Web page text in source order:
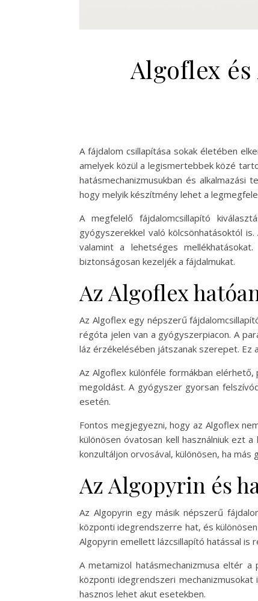
Algoflex
A fájdalom csillapítása sokak életében
amelyek közül a legismertebbek közé
hatásmechanizmusukban és
hogy melyik készítmény lehet a
A megfelelő fájdalomcsillapító
gyógyszerekkel való kölcsönhatásoktól
valamint a lehetséges
biztonságosan kezeljék a fájdalmukat.
Az Algoflex
Az Algoflex egy népszerű
régóta jelen van a gyógyszerpiacon. A
láz érzékelésében játszanak szerepet. Ez
Az Algoflex különféle formákban
megoldást. A gyógyszer gyorsan
esetén.
Fontos megjegyezni, hogy az Algoflex
különösen óvatosan kell használniuk ezt
konzultáljon orvosával, különösen, ha más
Az Algopyrin és
Az Algopyrin egy másik népszerű
központi idegrendszerre hat, és
Algopyrin emellett lázcsillapító hatással is
A metamizol hatásmechanizmusa eltér
központi idegrendszeri
hasznos lehet akut esetekben.